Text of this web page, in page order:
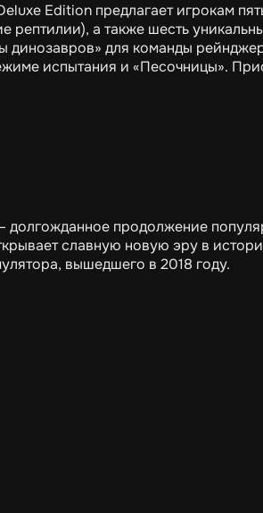
Edition предлагает игрокам
а также шесть
динозавров» для команды
испытания и «Песочницы».
долгожданное продолжение
славную новую эру в
вышедшего в 2018 году.